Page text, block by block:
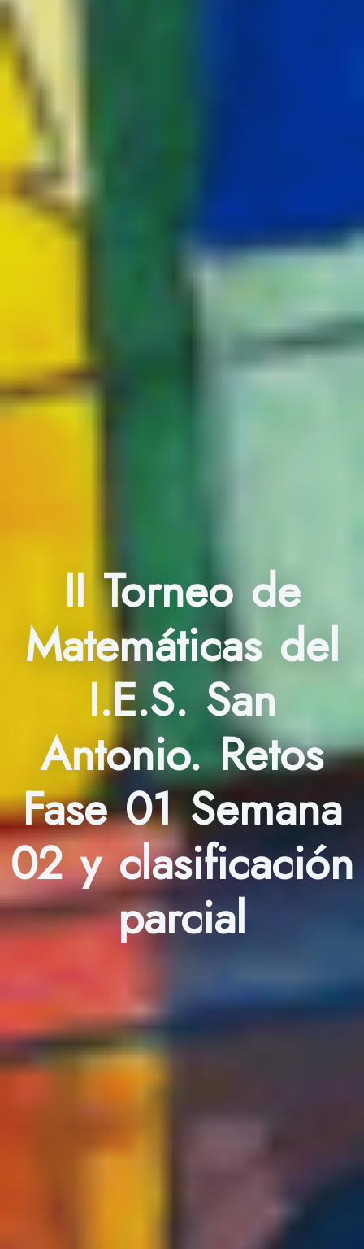
II Torneo de
Matemáticas del
I.E.S. San
Antonio. Retos
Fase 01 Semana
02 y clasificación
parcial